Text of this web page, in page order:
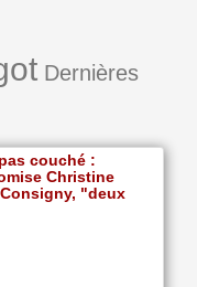
Dernières
couché :
Christine
"deux